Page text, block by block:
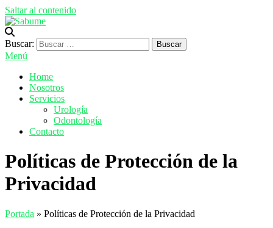
Saltar al contenido
Sabume
Salud Bucal y Medicina Especializada
Buscar:
Menú
Home
Nosotros
Servicios
Urología
Odontología
Contacto
Políticas de Protección de la
Privacidad
Portada » Políticas de Protección de la Privacidad